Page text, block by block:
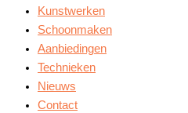
Kunstwerken
Schoonmaken
Aanbiedingen
Technieken
Nieuws
Contact